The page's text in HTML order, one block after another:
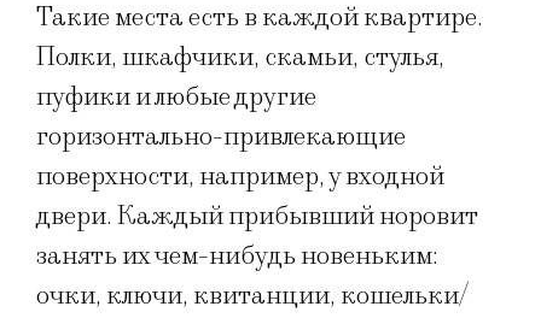
Такие места есть в каждой квартире.
Полки, шкафчики, скамьи, стулья,
пуфики и любые другие
горизонтально-привлекающие
поверхности, например, у входной
двери. Каждый прибывший норовит
занять их чем-нибудь новеньким:
очки, ключи, квитанции, кошельки/